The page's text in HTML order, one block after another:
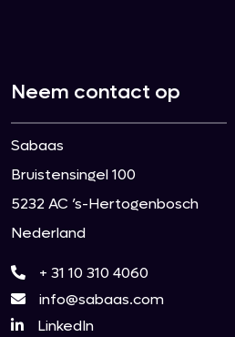
Neem contact op
Sabaas
Bruistensingel 100
5232 AC ’s-Hertogenbosch
Nederland
+ 31 10 310 4060
info@sabaas.com
LinkedIn